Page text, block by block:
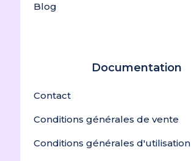
Blog
Documentation
Contact
Conditions générales de vente
Conditions générales d'utilisation